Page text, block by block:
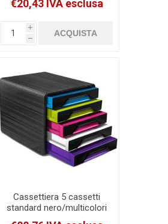
€20,43 IVA esclusa
i
h
Cassettiera 5 cassetti
standard nero/multicolori
7-111 Smoove Cep